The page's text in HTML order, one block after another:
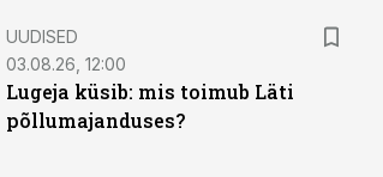
UUDISED
03.08.26, 12:00
Lugeja küsib: mis toimub Läti
põllumajanduses?